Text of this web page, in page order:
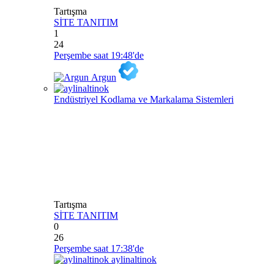
Tartışma
SİTE TANITIM
1
24
Perşembe saat 19:48'de
Argun
Endüstriyel Kodlama ve Markalama Sistemleri
Tartışma
SİTE TANITIM
0
26
Perşembe saat 17:38'de
aylinaltinok